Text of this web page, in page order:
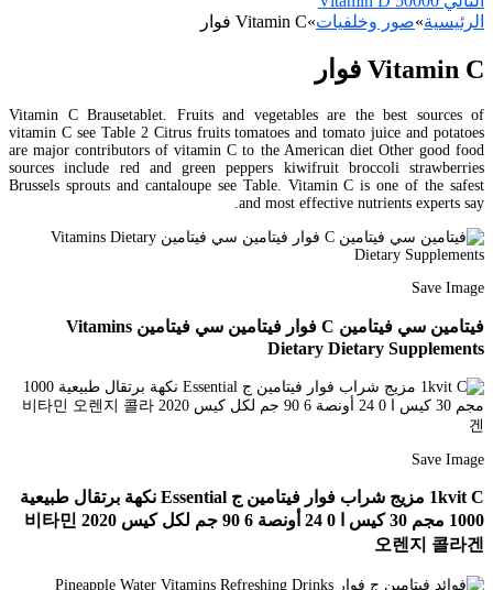
الرئيسية»صور وخلفيات»Vitamin C فوار
Vitamin C فوار
Vitamin C Brausetablet. Fruits and vegetables are the best sources of
vitamin C see Table 2 Citrus fruits tomatoes and tomato juice and potatoes
are major contributors of vitamin C to the American diet Other good food
sources include red and green peppers kiwifruit broccoli strawberries
Brussels sprouts and cantaloupe see Table. Vitamin C is one of the safest
and most effective nutrients experts say.
Save Image
فيتامين سي فيتامين C فوار فيتامين سي فيتامين Vitamins
Dietary Dietary Supplements
Save Image
1kvit C مزيج شراب فوار فيتامين ج Essential نكهة برتقال طبيعية
1000 مجم 30 كيس ا 0 24 أونصة 6 90 جم لكل كيس 2020 비타민
오렌지 콜라겐